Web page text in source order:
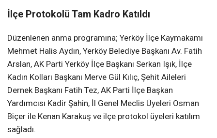
İlçe Protokolü Tam Kadro Katıldı
Düzenlenen anma programına; Yerköy İlçe Kaymakamı
Mehmet Halis Aydın, Yerköy Belediye Başkanı Av. Fatih
Arslan, AK Parti Yerköy İlçe Başkanı Serkan Işık, İlçe
Kadın Kolları Başkanı Merve Gül Kılıç, Şehit Aileleri
Dernek Başkanı Fatih Tez, AK Parti İlçe Başkan
Yardımcısı Kadir Şahin, İl Genel Meclis Üyeleri Osman
Biçer ile Kenan Karakuş ve ilçe protokol üyeleri katılım
sağladı.